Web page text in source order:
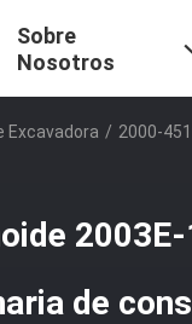
Sobre
Nosotros
Excavadora / 2000-
de